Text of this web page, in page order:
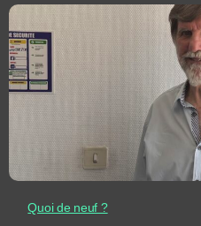
Quoi de neuf ?